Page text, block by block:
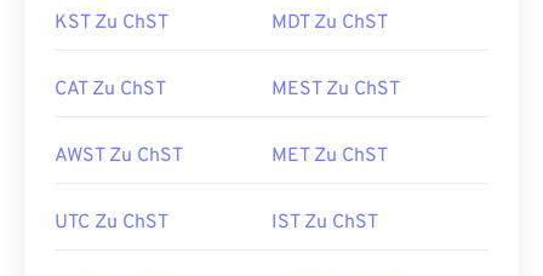
KST Zu ChST MDT Zu ChST
CAT Zu ChST MEST Zu ChST
AWST Zu ChST MET Zu ChST
UTC Zu ChST IST Zu ChST